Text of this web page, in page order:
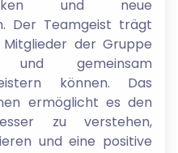
und neue
Der Teamgeist trägt
der Gruppe
gemeinsam
können. Das
ermöglicht es den
zu verstehen,
und eine positive